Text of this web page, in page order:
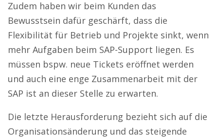
Zudem haben wir beim Kunden das
Bewusstsein dafür geschärft, dass die
Flexibilität für Betrieb und Projekte sinkt, wenn
mehr Aufgaben beim SAP-Support liegen. Es
müssen bspw. neue Tickets eröffnet werden
und auch eine enge Zusammenarbeit mit der
SAP ist an dieser Stelle zu erwarten.
Die letzte Herausforderung bezieht sich auf die
Organisationsänderung und das steigende